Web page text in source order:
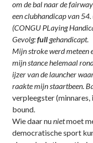
om de bal naar de
een clubhandicap van
(CONGU PLaying
Gevolg:fullgehandicapt.
Mijn stroke werd meteen
mijn stance helemaal
ijzer van de launcher
raakte mijn staartbeen.
verpleegster (minnares,
bound.
Wie daar nunietmoet
democratische sport